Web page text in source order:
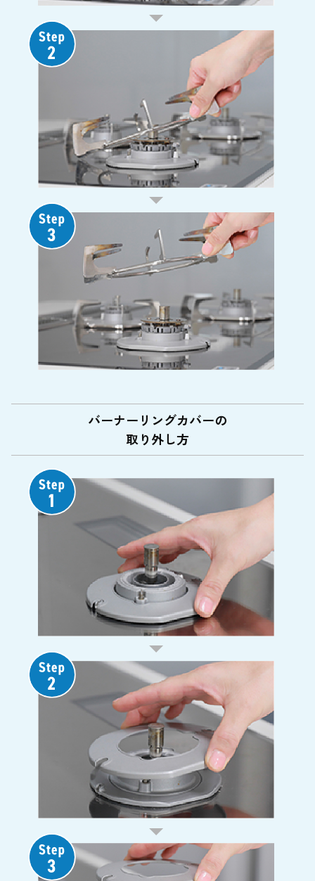
バーナーリングカバーの
取り外し方